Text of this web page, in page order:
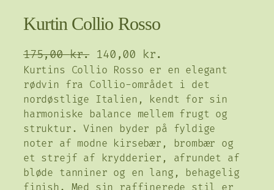
Kurtin Collio Rosso
175,00kr. D
e
n
o
p
r
n
d
140,00 kr.
e
n
a
k
t
u
e
l
Kurtins Collio Rosso er en elegant
rødvin fra Collio-området i det
nordøstlige Italien, kendt for sin
harmoniske balance mellem frugt og
struktur. Vinen byder på fyldige
noter af modne kirsebær, brombær og
et strejf af krydderier, afrundet af
bløde tanniner og en lang, behagelig
finish. Med sin raffinerede stil er